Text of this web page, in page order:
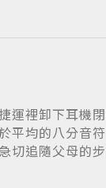
運裡卸下耳機
平均的八分
切追隨父母的